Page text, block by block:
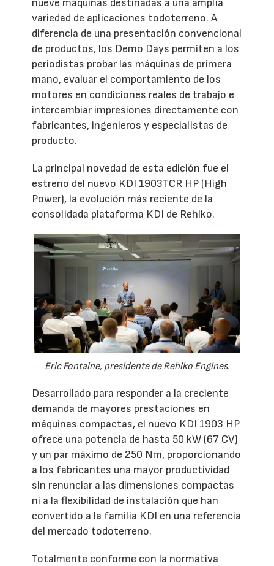
nueve máquinas destinadas a una amplia
variedad de aplicaciones todoterreno. A
diferencia de una presentación convencional
de productos, los Demo Days permiten a los
periodistas probar las máquinas de primera
mano, evaluar el comportamiento de los
motores en condiciones reales de trabajo e
intercambiar impresiones directamente con
fabricantes, ingenieros y especialistas de
producto.
La principal novedad de esta edición fue el
estreno del nuevo KDI 1903TCR HP (High
Power), la evolución más reciente de la
consolidada plataforma KDI de Rehlko.
Eric Fontaine, presidente de Rehlko Engines.
Desarrollado para responder a la creciente
demanda de mayores prestaciones en
máquinas compactas, el nuevo KDI 1903 HP
ofrece una potencia de hasta 50 kW (67 CV)
y un par máximo de 250 Nm, proporcionando
a los fabricantes una mayor productividad
sin renunciar a las dimensiones compactas
ni a la flexibilidad de instalación que han
convertido a la familia KDI en una referencia
del mercado todoterreno.
Totalmente conforme con la normativa